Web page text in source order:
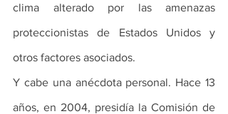
clima alterado por las amenazas
proteccionistas de Estados Unidos y
otros factores asociados.
Y cabe una anécdota personal. Hace 13
años, en 2004, presidía la Comisión de